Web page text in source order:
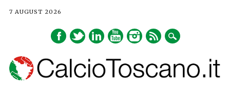
7 AUGUST 2026